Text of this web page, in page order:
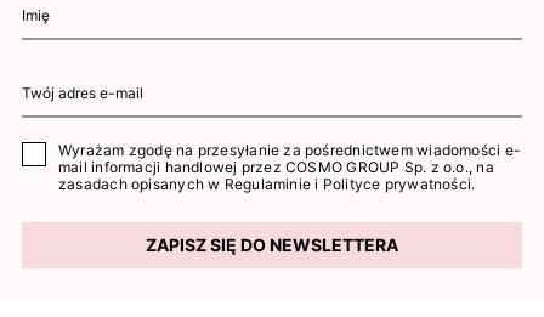
Wyrażam zgodę na przesyłanie za pośrednictwem wiadomości e-
mail informacji handlowej przez COSMO GROUP Sp. z o.o., na
zasadach opisanych w Regulaminie i Polityce prywatności.
ZAPISZ SIĘ DO NEWSLETTERA